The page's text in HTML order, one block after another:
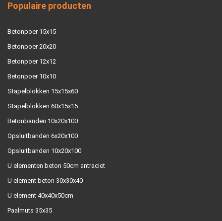
Populaire producten
Betonpoer 15x15
Betonpoer 20x20
Betonpoer 12x12
Betonpoer 10x10
Stapelblokken 15x15x60
Stapelblokken 60x15x15
Betonbanden 10x20x100
Opsluitbanden 6x20x100
Opsluitbanden 10x20x100
U elementen beton 50cm antraciet
U element beton 30x30x40
U element 40x40x50cm
Paalmuts 35x35